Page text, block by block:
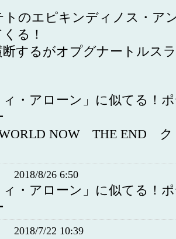
トのエピキンディノス・ア
くる！
するがオプグナートルス
ィ・アローン」に似てる！
WORLD NOW THE END
2018/8/26 6:50
ィ・アローン」に似てる！
2018/7/22 10:39